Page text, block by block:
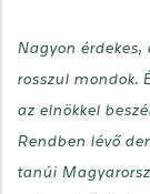
Nagyon
rosszul mondok.
az elnökkel
Rendben lévő
tanúi